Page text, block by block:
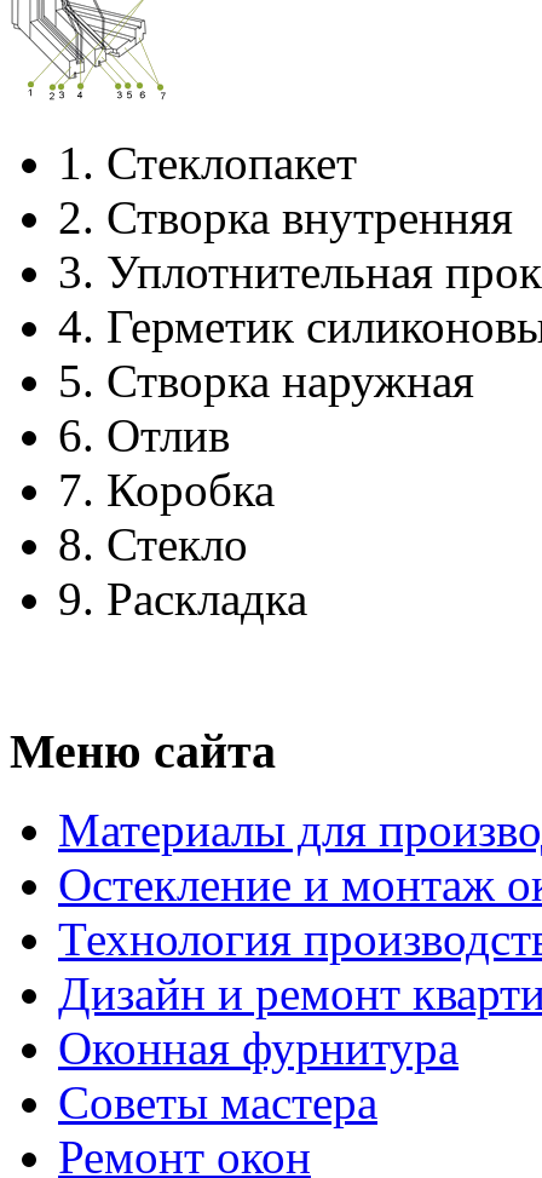
1. Стеклопакет
2. Створка внутренняя
3. Уплотнительная
4. Герметик
5. Створка наружная
6. Отлив
7. Коробка
8. Стекло
9. Раскладка
Меню сайта
Материалы для
Остекление и монтаж
Технология
Дизайн и ремонт
Оконная фурнитура
Советы мастера
Ремонт окон